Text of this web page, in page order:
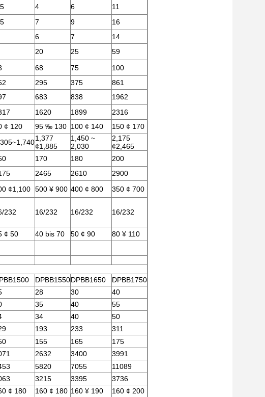
4 6
11
7 9
16
6 7 14
20 25
59
68 75 100
295 375
861
683 838
1962
1620 1899 2316
¢ 120 95 ‰ 130 100 ¢ 140
150 ¢ 170
1,377
¢1,885
1,450 ~
2,030
2,175
¢2,465
170 180
200
2465 2610
2900
¢1,100 500 ¥ 900 400 ¢ 800 350 ¢ 700
232 16/232 16/232 16/232
¢ 50 40 bis 70 50 ¢ 90 80 ¥ 110
DPBB1550DPBB1650 DPBB1750
28 30
40
35 40
55
34 40 50
193 233
311
155 165 175
2632 3400
3991
5820 7055
11089
3215 3395 3736
¢ 180 160 ¢ 180 160 ¥ 190
160 ¢ 200